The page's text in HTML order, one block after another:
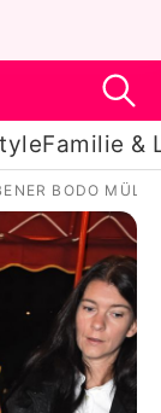
Familie &
BODO